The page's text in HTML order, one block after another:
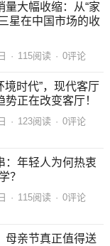
量大幅收缩：从“家
星在中国市场的收
· 115阅读 · 0评论
境时代”，现代客厅
正在改变客厅！
· 123阅读 · 0评论
：年轻人为何热衷
？
· 115阅读 · 0评论
母亲节真正值得送